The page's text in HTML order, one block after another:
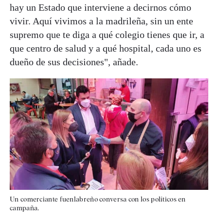
hay un Estado que interviene a decirnos cómo
vivir. Aquí vivimos a la madrileña, sin un ente
supremo que te diga a qué colegio tienes que ir, a
que centro de salud y a qué hospital, cada uno es
dueño de sus decisiones", añade.
Un comerciante fuenlabreño conversa con los políticos en
campaña.